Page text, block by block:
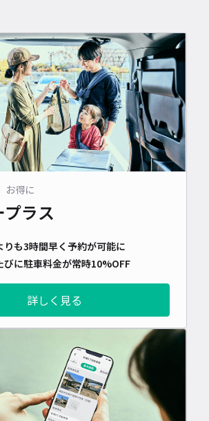
お得に
ラス
りも3時間早く予約が可能に
びに駐車料金が常時10%OFF
詳しく見る